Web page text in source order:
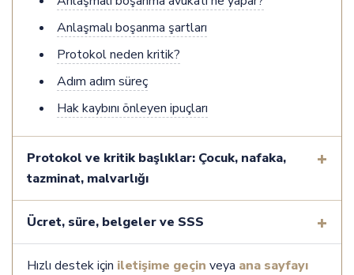
Anlaşmalı boşanma şartları
Protokol neden kritik?
Adım adım süreç
Hak kaybını önleyen ipuçları
Protokol ve kritik başlıklar: Çocuk, nafaka,
tazminat, malvarlığı
Ücret, süre, belgeler ve SSS
Hızlı destek için iletişime geçin veya ana sayfayı